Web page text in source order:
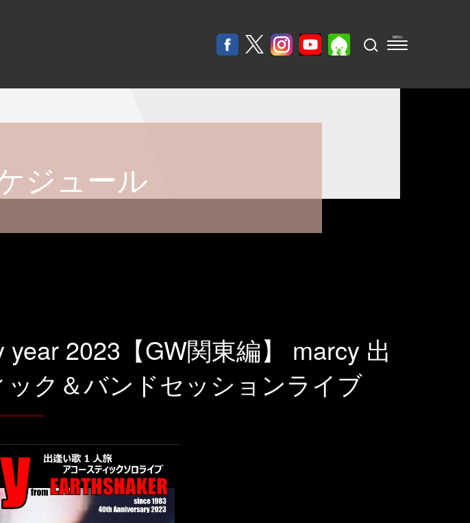
ジュール
2023【GW関東編】 marcy 出
ク＆バンドセッションライブ